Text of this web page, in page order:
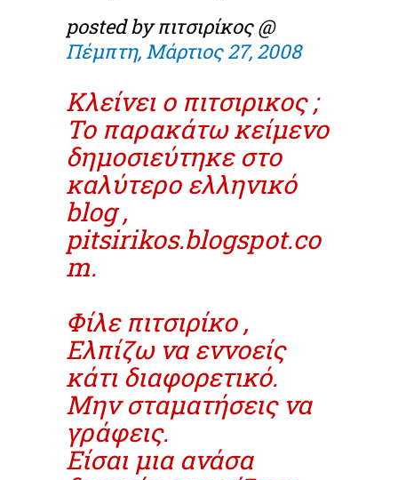
posted by πιτσιρίκος @
Πέμπτη, Μάρτιος 27, 2008
Κλείνει ο πιτσιρικος ;
Το παρακάτω κείμενο
δημοσιεύτηκε στο
καλύτερο ελληνικό
blog ,
pitsirikos.blogspot.co
m.
Φίλε πιτσιρίκο ,
Ελπίζω να εννοείς
κάτι διαφορετικό.
Μην σταματήσεις να
γράφεις.
Είσαι μια ανάσα